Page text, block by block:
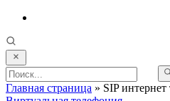
Главная страница » SIP